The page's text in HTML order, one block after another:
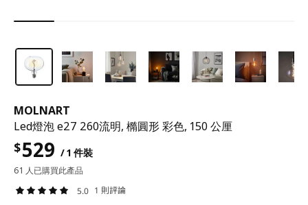
MOLNART
Led燈泡 e27 260流明, 橢圓形 彩色, 150 公厘
$529 / 1 件裝
61 人已購買此產品
5.0 1 則評論